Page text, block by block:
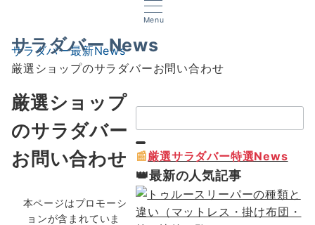
Menu
サラダバー News
サラダバー最新News
厳選ショップのサラダバーお問い合わせ
厳選ショップ
のサラダバー
お問い合わせ
本ページはプロモーシ
ョンが含まれていま
索：
📰厳選サラダバー特選News
👑最新の人気記事